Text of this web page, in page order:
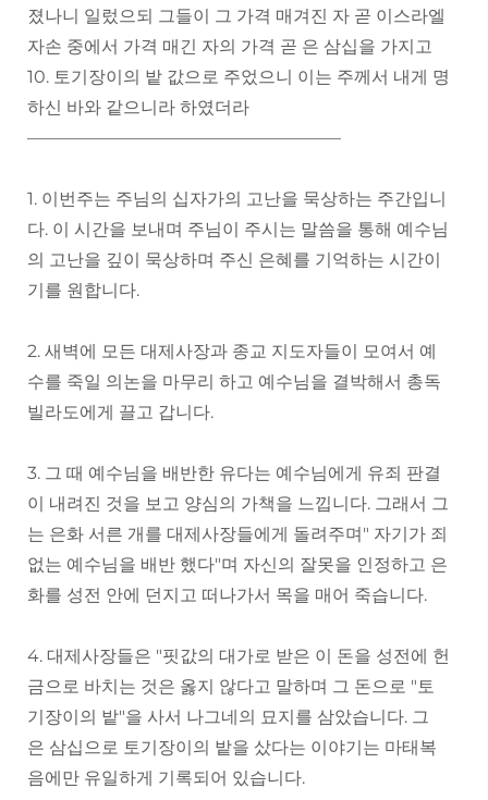
졌나니 일렀으되 그들이 그 가격 매겨진 자 곧 이스라엘
자손 중에서 가격 매긴 자의 가격 곧 은 삼십을 가지고
10. 토기장이의 밭 값으로 주었으니 이는 주께서 내게 명
하신 바와 같으니라 하였더라
——————————————————
1. 이번주는 주님의 십자가의 고난을 묵상하는 주간입니
다. 이 시간을 보내며 주님이 주시는 말씀을 통해 예수님
의 고난을 깊이 묵상하며 주신 은혜를 기억하는 시간이
기를 원합니다.
2. 새벽에 모든 대제사장과 종교 지도자들이 모여서 예
수를 죽일 의논을 마무리 하고 예수님을 결박해서 총독
빌라도에게 끌고 갑니다.
3. 그 때 예수님을 배반한 유다는 예수님에게 유죄 판결
이 내려진 것을 보고 양심의 가책을 느낍니다. 그래서 그
는 은화 서른 개를 대제사장들에게 돌려주며" 자기가 죄
없는 예수님을 배반 했다"며 자신의 잘못을 인정하고 은
화를 성전 안에 던지고 떠나가서 목을 매어 죽습니다.
4. 대제사장들은 "핏값의 대가로 받은 이 돈을 성전에 헌
금으로 바치는 것은 옳지 않다고 말하며 그 돈으로 "토
기장이의 밭"을 사서 나그네의 묘지를 삼았습니다. 그
은 삼십으로 토기장이의 밭을 샀다는 이야기는 마태복
음에만 유일하게 기록되어 있습니다.